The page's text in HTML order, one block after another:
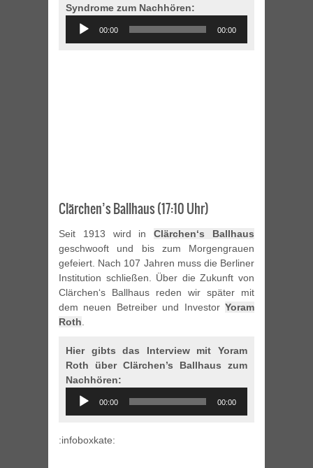
Syndrome zum Nachhören:
Audio
Player
00:00 00:00
Clärchen’s Ballhaus (17:10 Uhr)
Seit 1913 wird inClärchen‘s Ballhaus
geschwooft und bis zum Morgengrauen
gefeiert. Nach 107 Jahren muss die Berliner
Institution schließen. Über die Zukunft von
Clärchen‘s Ballhaus reden wir später mit
dem neuen Betreiber und Investor Yoram
Roth
Hier gibts das Interview mit Yoram
Roth über Clärchen’s Ballhaus zum
Nachhören:
Audio
Player
00:00 00:00
:infoboxkate: